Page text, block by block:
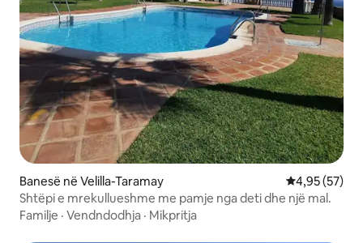
Banesë në Velilla-Taramay Vlerësimi
4,95 (57)
Shtëpi e mrekullueshme me pamje nga deti dhe një mal.
Familje · Vendndodhja · Mikpritja